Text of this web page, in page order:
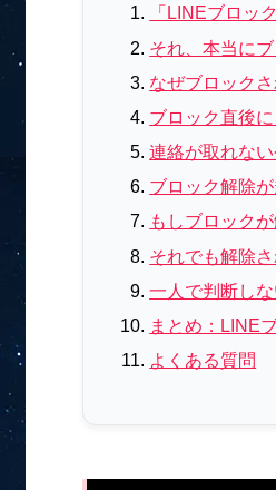
「LINEブロッ
それ、本当に
なぜブロック
ブロック直後
連絡が取れな
ブロック解除
もしブロック
それでも解除
一人で判断し
まとめ：LINE
よくある質問